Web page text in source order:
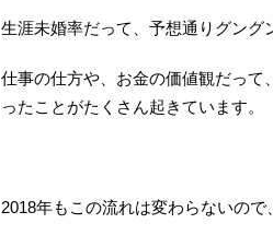
生涯未婚率だって、予想通りグング
仕事の仕方や、お金の価値観だっ
ったことがたくさん起きています。
2018年もこの流れは変わらないので、